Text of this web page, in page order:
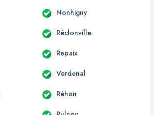
Nonhigny
Réclonville
Repaix
Verdenal
Réhon